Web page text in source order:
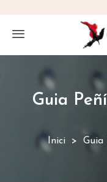
Guia
Inici Guia